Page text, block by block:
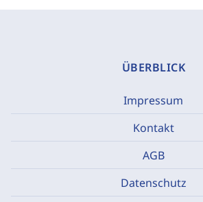
ÜBERBLICK
Impressum
Kontakt
AGB
Datenschutz